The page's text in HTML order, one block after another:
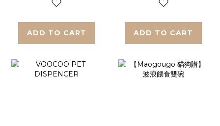
ADD TO CART ADD TO CART